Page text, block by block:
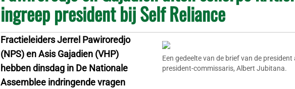
ingreep president bij Self Reliance
Een gedeelte van de brief van de president
president-commissaris, Albert Jubitana.
Fractieleiders Jerrel Pawiroredjo
(NPS) en Asis Gajadien (VHP)
hebben dinsdag in De Nationale
Assemblee indringende vragen